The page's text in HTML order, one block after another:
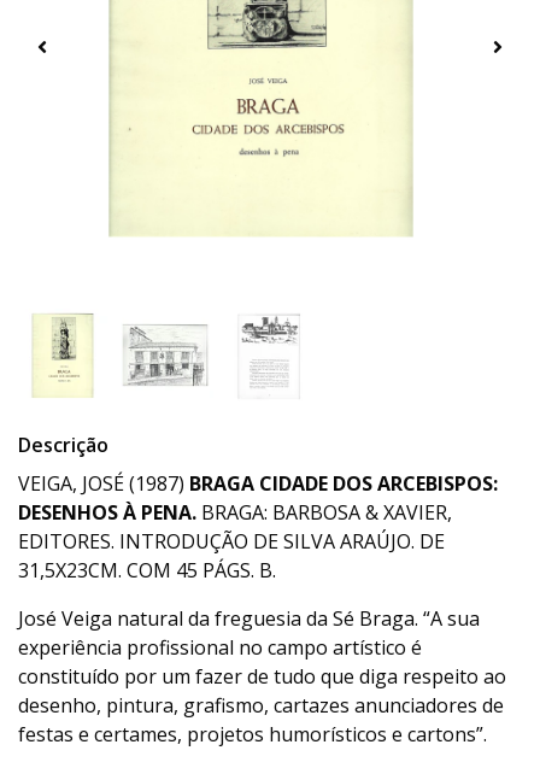
Descrição
VEIGA, JOSÉ (1987) BRAGA CIDADE DOS ARCEBISPOS:
DESENHOS À PENA. BRAGA: BARBOSA & XAVIER,
EDITORES. INTRODUÇÃO DE SILVA ARAÚJO. DE
31,5X23CM. COM 45 PÁGS. B.
José Veiga natural da freguesia da Sé Braga. “A sua
experiência profissional no campo artístico é
constituído por um fazer de tudo que diga respeito ao
desenho, pintura, grafismo, cartazes anunciadores de
festas e certames, projetos humorísticos e cartons”.